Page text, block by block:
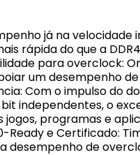
já na velocidade
rápida do que a
para overclock:
um desempenho
Com o impulso do
independentes, o
jogos, programas e
Ready e Certificado:
desempenho de